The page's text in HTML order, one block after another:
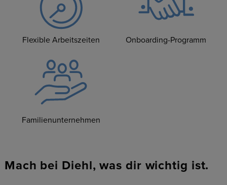
Flexible Arbeitszeiten Onboarding-Programm
Familienunternehmen
Mach bei Diehl, was dir wichtig ist.